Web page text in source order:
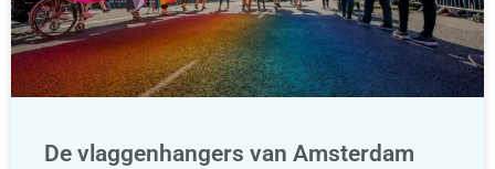
De vlaggenhangers van Amsterdam